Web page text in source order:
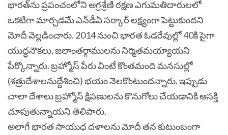
భారత్​ను ప్రపంచంలోని అగ్రశ్రేణి రక్షణ ఎగుమతిదారులలో
ఒకటిగా మార్చడమే ఎన్​డీఏ సర్కార్ లక్ష్యంగా పెట్టుకుందని
మోదీ వెల్లడించారు. 2014 నుంచి భారత ఓడరేవుల్లో 40కి పైగా
యుద్ధనౌకలు, జలాంతర్గాములను నిర్మితమయ్యాయని
పేర్కొన్నారు. బ్రహ్మోస్ పేరు వింటే కొంతమంది మనసుల్లో
(శత్రుదేశాలనుద్దేశించి) భయం నెలకొంటుందన్నారు. ఇప్పుడు
చాలా దేశాలు బ్రహ్మోస్ క్షిపణులను కొనుగోలు చేయడానికి ఆసక్తి
చూపుతున్నాయని తెలిపారు.
అలాగే భారత సాయుధ దళాలను మోదీ తన కుటుంబంగా